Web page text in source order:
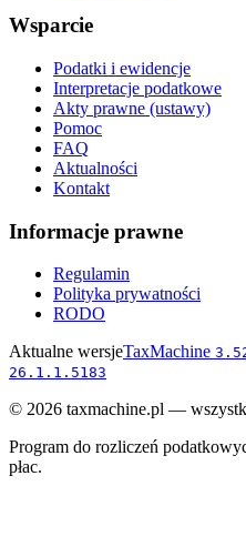
Wsparcie
Podatki i ewidencje
Interpretacje podatkowe
Akty prawne (ustawy)
Pomoc
FAQ
Aktualności
Kontakt
Informacje prawne
Regulamin
Polityka prywatności
RODO
Aktualne wersjeTaxMachine
26.1.1.5183
© 2026 taxmachine.pl —
Program do rozliczeń
płac.